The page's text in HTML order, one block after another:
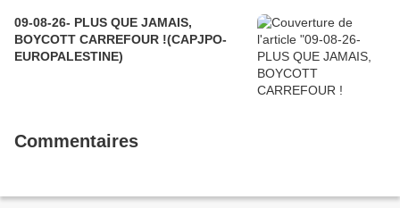
09-08-26- PLUS QUE JAMAIS,
BOYCOTT CARREFOUR !(CAPJPO-
EUROPALESTINE)
Commentaires